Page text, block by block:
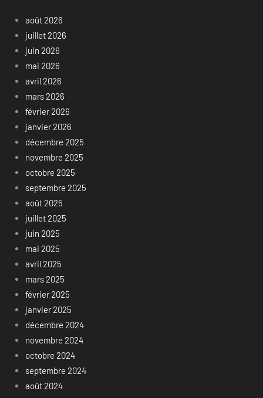
août 2026
juillet 2026
juin 2026
mai 2026
avril 2026
mars 2026
février 2026
janvier 2026
décembre 2025
novembre 2025
octobre 2025
septembre 2025
août 2025
juillet 2025
juin 2025
mai 2025
avril 2025
mars 2025
février 2025
janvier 2025
décembre 2024
novembre 2024
octobre 2024
septembre 2024
août 2024